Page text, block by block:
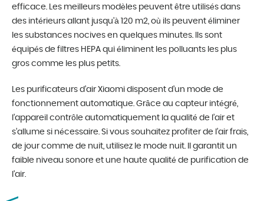
efficace. Les meilleurs modèles peuvent être utilisés dans
des intérieurs allant jusqu’à 120 m2, où ils peuvent éliminer
les substances nocives en quelques minutes. Ils sont
équipés de filtres HEPA qui éliminent les polluants les plus
gros comme les plus petits.
Les purificateurs d’air Xiaomi disposent d’un mode de
fonctionnement automatique. Grâce au capteur intégré,
l’appareil contrôle automatiquement la qualité de l’air et
s’allume si nécessaire. Si vous souhaitez profiter de l’air frais,
de jour comme de nuit, utilisez le mode nuit. Il garantit un
faible niveau sonore et une haute qualité de purification de
l’air.